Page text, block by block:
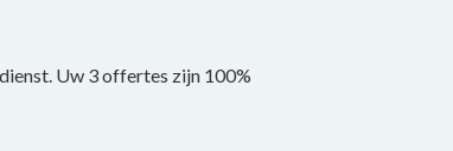
Uw 3 offertes zijn 100%